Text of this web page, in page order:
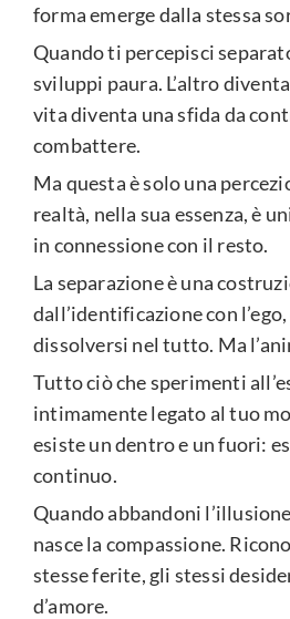
forma emerge dalla stessa
Quando ti percepisci
sviluppi paura. L’altro
vita diventa una sfida da
combattere.
Ma questa è solo una
realtà, nella sua essenza, è
in connessione con il resto.
La separazione è una
dall’identificazione con
dissolversi nel tutto. Ma
Tutto ciò che sperimenti
intimamente legato al tuo
esiste un dentro e un fuori:
continuo.
Quando abbandoni
nasce la compassione.
stesse ferite, gli stessi
d’amore.